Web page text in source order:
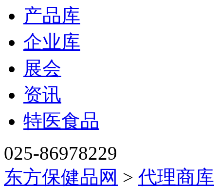
产品库
企业库
展会
资讯
特医食品
025-86978229
东方保健品网 > 代理商库